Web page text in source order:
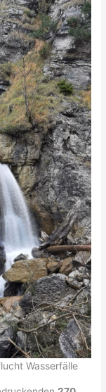
Wasserfälle